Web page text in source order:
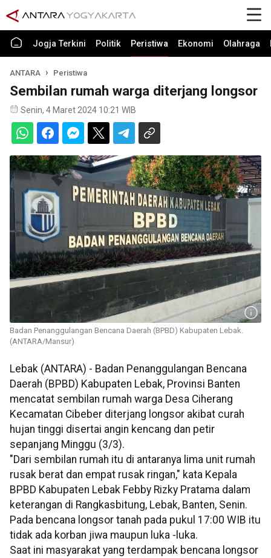
Jogja Terkini Politik Peristiwa Ekonomi Olahraga
ANTARA Peristiwa
Sembilan rumah warga diterjang longsor
Senin, 4 Maret 2024 10:21 WIB
Badan Penanggulangan Bencana Daerah (BPBD) Kabupaten Lebak.
(ANTARA/Mansur)
Lebak (ANTARA) - Badan Penanggulangan Bencana
Daerah (BPBD) Kabupaten Lebak, Provinsi Banten
mencatat sembilan rumah warga Desa Ciherang
Kecamatan Cibeber diterjang longsor akibat curah
hujan tinggi disertai angin kencang dan petir
sepanjang Minggu (3/3).
"Dari sembilan rumah itu di antaranya lima unit rumah
rusak berat dan empat rusak ringan," kata Kepala
BPBD Kabupaten Lebak Febby Rizky Pratama dalam
keterangan di Rangkasbitung, Lebak, Banten, Senin.
Pada bencana longsor tanah pada pukul 17:00 WIB itu
tidak ada korban jiwa maupun luka -luka.
Saat ini masyarakat yang terdampak bencana longsor